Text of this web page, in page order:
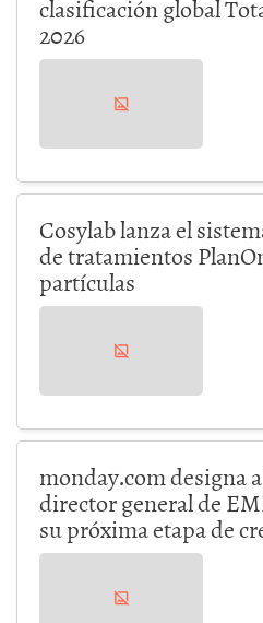
clasificación global
2026
Cosylab lanza el
de tratamientos
partículas
monday.com designa
director general de
su próxima etapa de